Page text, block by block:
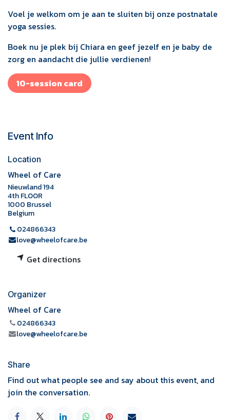
Voel je welkom om je aan te sluiten bij onze postnatale
yoga sessies.
Boek nu je plek bij Chiara en geef jezelf en je baby de
zorg en aandacht die jullie verdienen!
10-session card
Event Info
Location
Wheel of Care
Nieuwland 194
4th FLOOR
1000 Brussel
Belgium
024866343
love@wheelofcare.be
Get directions
Organizer
Wheel of Care
024866343
love@wheelofcare.be
Share
Find out what people see and say about this event, and
join the conversation.